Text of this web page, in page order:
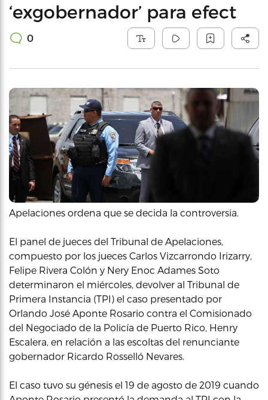
‘exgobernador’ para efect
0
Apelaciones ordena que se decida la controversia.
El panel de jueces del Tribunal de Apelaciones,
compuesto por los jueces Carlos Vizcarrondo Irizarry,
Felipe Rivera Colón y Nery Enoc Adames Soto
determinaron el miércoles, devolver al Tribunal de
Primera Instancia (TPI) el caso presentado por
Orlando José Aponte Rosario contra el Comisionado
del Negociado de la Policía de Puerto Rico, Henry
Escalera, en relación a las escoltas del renunciante
gobernador Ricardo Rosselló Nevares.
El caso tuvo su génesis el 19 de agosto de 2019 cuando